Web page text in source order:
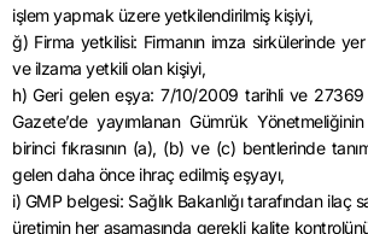
işlem yapmak üzere yetkilendirilmiş kişiyi,
ğ) Firma yetkilisi: Firmanın imza sirkülerinde
ve ilzama yetkili olan kişiyi,
h) Geri gelen eşya: 7/10/2009 tarihli ve 27369
Gazete’de yayımlanan Gümrük
birinci fıkrasının (a), (b) ve (c) bentlerinde
gelen daha önce ihraç edilmiş eşyayı,
i) GMP belgesi: Sağlık Bakanlığı tarafından ilaç
üretimin her aşamasında gerekli kalite